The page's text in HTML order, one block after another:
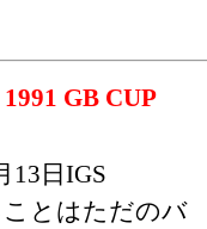
GB CUP
13日IGS
ことはただのバ